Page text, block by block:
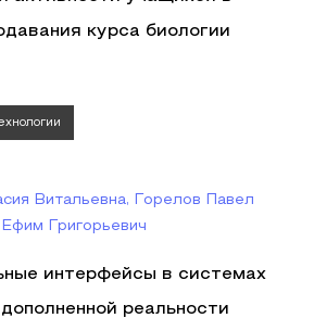
курса биологии
Витальевна, Горелов Павел
Григорьевич
интерфейсы в системах
реальности